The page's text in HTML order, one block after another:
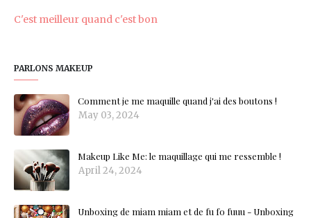
C'est meilleur quand c'est bon
PARLONS MAKEUP
Comment je me maquille quand j'ai des boutons !
May 03, 2024
Makeup Like Me: le maquillage qui me ressemble !
April 24, 2024
Unboxing de miam miam et de fu fo fuuu - Unboxing